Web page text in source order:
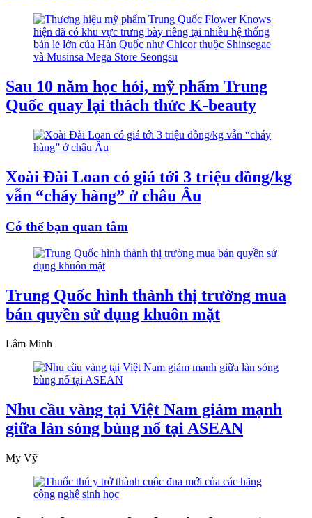
Sau 10 năm học hỏi, mỹ phẩm Trung
Quốc quay lại thách thức K-beauty
Xoài Đài Loan có giá tới 3 triệu đồng/kg
vẫn “cháy hàng” ở châu Âu
Có thể bạn quan tâm
Trung Quốc hình thành thị trường mua
bán quyền sử dụng khuôn mặt
Lâm Minh
Nhu cầu vàng tại Việt Nam giảm mạnh
giữa làn sóng bùng nổ tại ASEAN
My Vỹ